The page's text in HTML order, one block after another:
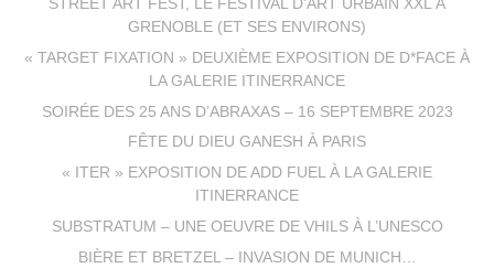
STREET ART FEST, LE FESTIVAL D’ART URBAIN XXL À
GRENOBLE (ET SES ENVIRONS)
« TARGET FIXATION » DEUXIÈME EXPOSITION DE D*FACE À
LA GALERIE ITINERRANCE
SOIRÉE DES 25 ANS D’ABRAXAS – 16 SEPTEMBRE 2023
FÊTE DU DIEU GANESH À PARIS
« ITER » EXPOSITION DE ADD FUEL À LA GALERIE
ITINERRANCE
SUBSTRATUM – UNE OEUVRE DE VHILS À L’UNESCO
BIÈRE ET BRETZEL – INVASION DE MUNICH…